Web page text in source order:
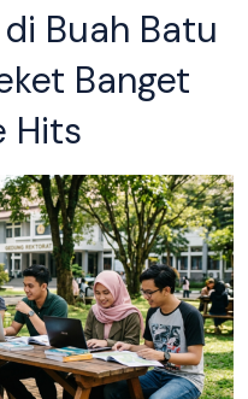
Buah Batu
Banget
Hits